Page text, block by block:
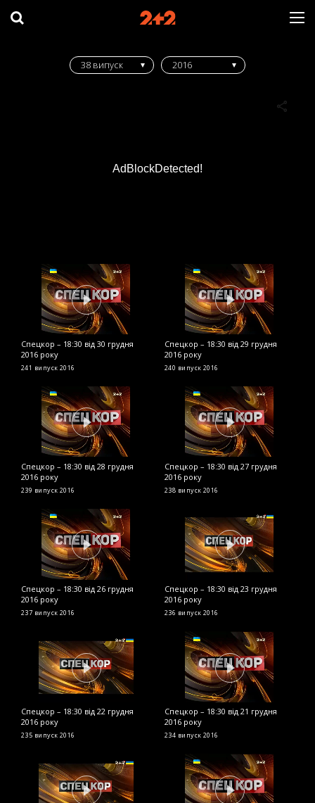
AdBlockDetected!
38 випуск 2016
Спецкор – 18:30 від 30 грудня
2016 року
241 випуск 2016
Спецкор – 18:30 від 29 грудня
2016 року
240 випуск 2016
Спецкор – 18:30 від 28 грудня
2016 року
239 випуск 2016
Спецкор – 18:30 від 27 грудня
2016 року
238 випуск 2016
Спецкор – 18:30 від 26 грудня
2016 року
237 випуск 2016
Спецкор – 18:30 від 23 грудня
2016 року
236 випуск 2016
Спецкор – 18:30 від 22 грудня
2016 року
235 випуск 2016
Спецкор – 18:30 від 21 грудня
2016 року
234 випуск 2016